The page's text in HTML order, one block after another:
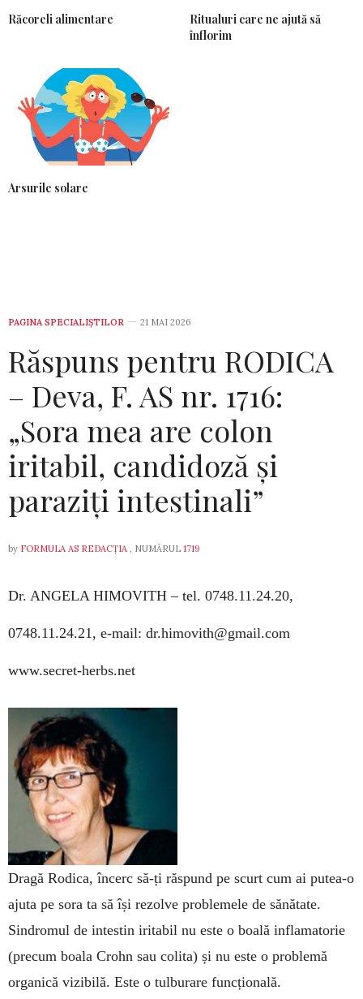
Răcoreli alimentare
Ritualuri care ne ajută să
înflorim
Arsurile solare
PAGINA SPECIALIȘTILOR 21 MAI 2026
Răspuns pentru RODICA
– Deva, F. AS nr. 1716:
„Sora mea are colon
iritabil, candidoză și
paraziți intestinali”
by FORMULA AS REDACȚIA , NUMĂRUL 1719
Dr. ANGELA HIMOVITH – tel. 0748.11.24.20,
0748.11.24.21, e-mail: dr.himovith@gmail.com
www.secret-herbs.net
Dragă Rodica, încerc să-ți răspund pe scurt cum ai putea-o
ajuta pe sora ta să își rezolve problemele de sănătate.
Sindromul de intestin iritabil nu este o boală inflamatorie
(precum boala Crohn sau colita) și nu este o problemă
organică vizibilă. Este o tulburare funcțională.